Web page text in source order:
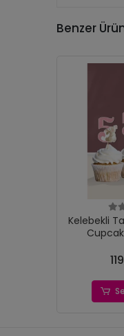
Benzer
Kelebekli